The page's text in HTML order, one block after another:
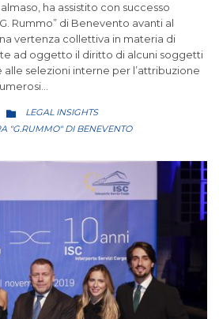
ha assistito con successo
Rummo” di Benevento avanti al
vertenza collettiva in materia di
ad oggetto il diritto di alcuni soggetti
selezioni interne per l’attribuzione
 CATEGORY
LEGAL INSIGHTS
"G.RUMMO" DI BENEVENTO